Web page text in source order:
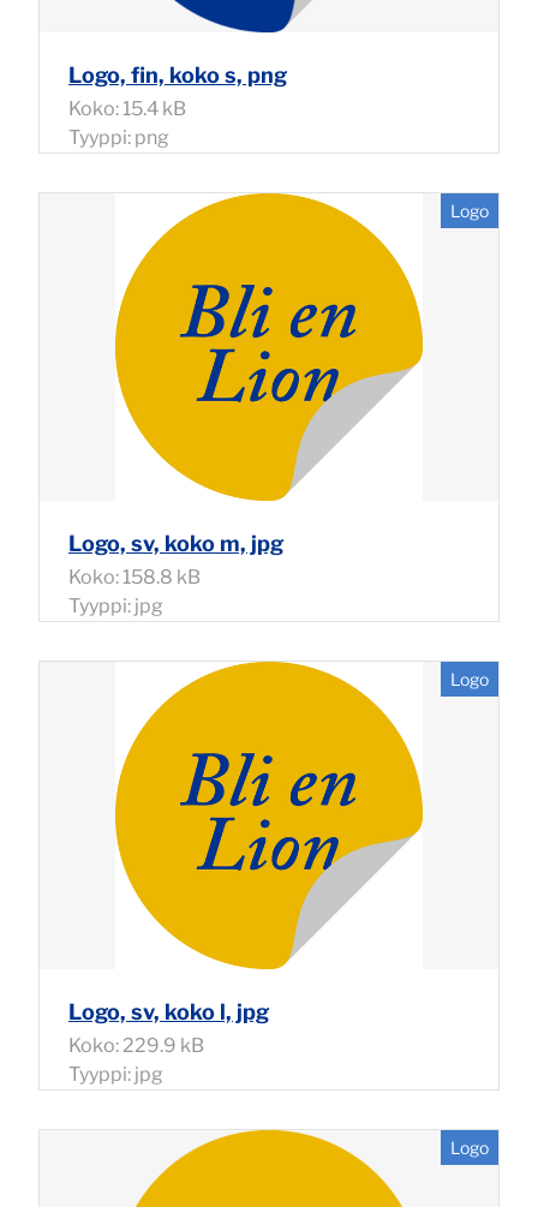
Logo, fin, koko s, png
Koko: 15.4 kB
Tyyppi: png
Logo
Logo, sv, koko m, jpg
Koko: 158.8 kB
Tyyppi: jpg
Logo
Logo, sv, koko l, jpg
Koko: 229.9 kB
Tyyppi: jpg
Logo